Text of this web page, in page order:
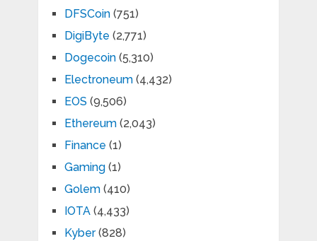
DFSCoin(751)
DigiByte (2,771)
Dogecoin(5,310)
Electroneum(4,432)
EOS (9,506)
Ethereum(2,043)
Finance (1)
Gaming(1)
Golem(410)
IOTA(4,433)
Kyber(828)